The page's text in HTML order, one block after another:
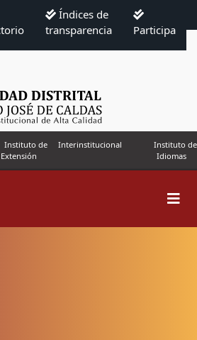
Índices de
transparencia
Participa
Instituto de
Extensión
Interinstitucional
Instituto de
Idiomas